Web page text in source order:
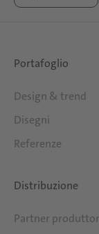
Portafoglio
Design & trend
Disegni
Referenze
Distribuzione
Partner